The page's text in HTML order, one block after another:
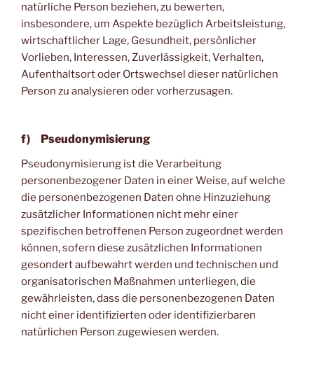
natürliche Person beziehen, zu bewerten,
insbesondere, um Aspekte bezüglich Arbeitsleistung,
wirtschaftlicher Lage, Gesundheit, persönlicher
Vorlieben, Interessen, Zuverlässigkeit, Verhalten,
Aufenthaltsort oder Ortswechsel dieser natürlichen
Person zu analysieren oder vorherzusagen.
f) Pseudonymisierung
Pseudonymisierung ist die Verarbeitung
personenbezogener Daten in einer Weise, auf welche
die personenbezogenen Daten ohne Hinzuziehung
zusätzlicher Informationen nicht mehr einer
spezifischen betroffenen Person zugeordnet werden
können, sofern diese zusätzlichen Informationen
gesondert aufbewahrt werden und technischen und
organisatorischen Maßnahmen unterliegen, die
gewährleisten, dass die personenbezogenen Daten
nicht einer identifizierten oder identifizierbaren
natürlichen Person zugewiesen werden.